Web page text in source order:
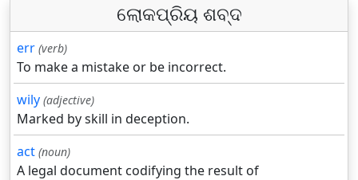
ଲୋକପ୍ରିୟ ଶବ୍ଦ
err (verb)
To make a mistake or be incorrect.
wily (adjective)
Marked by skill in deception.
act (noun)
A legal document codifying the result of